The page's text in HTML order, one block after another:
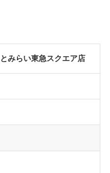
みらい東急スクエア店